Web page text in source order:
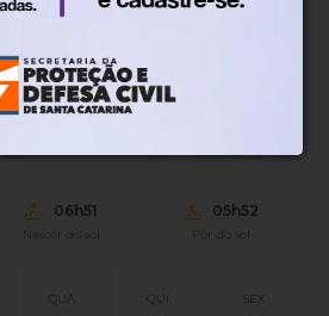
Parcialmente nublado
0.45km/h
06h51
Nascer do sol
05h52
Pôr do sol
QUA SEX